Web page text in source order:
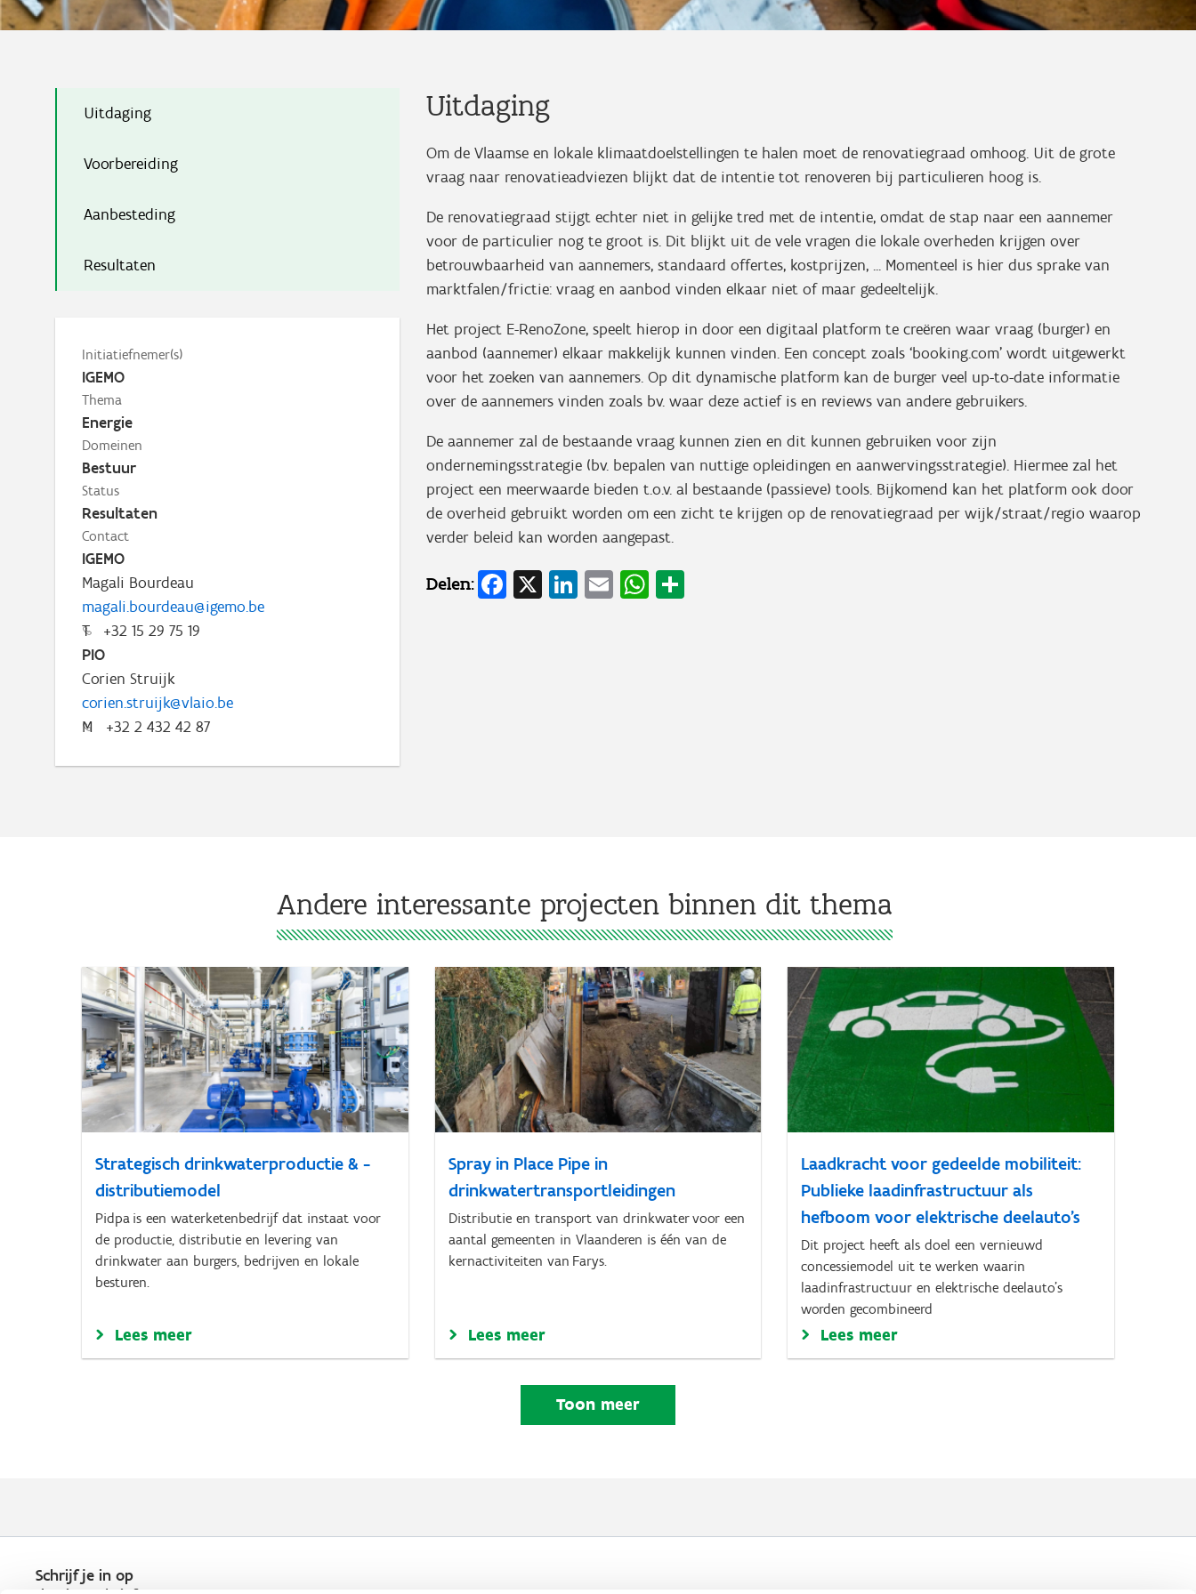
Uitdaging
Voorbereiding
Aanbesteding
Resultaten
Initiatiefnemer(s)
IGEMO
Thema
Energie
Domeinen
Bestuur
Status
Resultaten
Contact
IGEMO
Magali Bourdeau
magali.bourdeau@igemo.be
T
+32 15 29 75 19
PIO
Corien Struijk
corien.struijk@vlaio.be
M
+32 2 432 42 87
Uitdaging
Om de Vlaamse en lokale klimaatdoelstellingen te halen moet de renovatiegraad omhoog. Uit de grote
vraag naar renovatieadviezen blijkt dat de intentie tot renoveren bij particulieren hoog is.
De renovatiegraad stijgt echter niet in gelijke tred met de intentie, omdat de stap naar een aannemer
voor de particulier nog te groot is. Dit blijkt uit de vele vragen die lokale overheden krijgen over
betrouwbaarheid van aannemers, standaard offertes, kostprijzen, ... Momenteel is hier dus sprake van
marktfalen/frictie: vraag en aanbod vinden elkaar niet of maar gedeeltelijk.
Het project E-RenoZone, speelt hierop in door een digitaal platform te creëren waar vraag (burger) en
aanbod (aannemer) elkaar makkelijk kunnen vinden. Een concept zoals ‘booking.com’ wordt uitgewerkt
voor het zoeken van aannemers. Op dit dynamische platform kan de burger veel up-to-date informatie
over de aannemers vinden zoals bv. waar deze actief is en reviews van andere gebruikers.
De aannemer zal de bestaande vraag kunnen zien en dit kunnen gebruiken voor zijn
ondernemingsstrategie (bv. bepalen van nuttige opleidingen en aanwervingsstrategie). Hiermee zal het
project een meerwaarde bieden t.o.v. al bestaande (passieve) tools. Bijkomend kan het platform ook door
de overheid gebruikt worden om een zicht te krijgen op de renovatiegraad per wijk/straat/regio waarop
verder beleid kan worden aangepast.
Delen: Facebook
X LinkedIn
EmailWhatsApp
Share
Andere interessante projecten binnen dit thema
Strategisch drinkwaterproductie & -
distributiemodel
Pidpa is een waterketenbedrijf dat instaat voor
de productie, distributie en levering van
drinkwater aan burgers, bedrijven en lokale
besturen.
Lees meer
Spray in Place Pipe in
drinkwatertransportleidingen
Distributie en transport van drinkwater voor een
aantal gemeenten in Vlaanderen is één van de
kernactiviteiten van Farys.
Lees meer
Laadkracht voor gedeelde mobiliteit:
Publieke laadinfrastructuur als
hefboom voor elektrische deelauto’s
Dit project heeft als doel een vernieuwd
concessiemodel uit te werken waarin
laadinfrastructuur en elektrische deelauto’s
worden gecombineerd
Lees meer
Toon meer
Schrijf je in op